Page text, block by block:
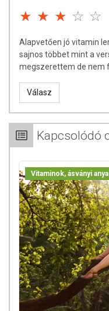
Alapvetően jó vitamin
sajnos többet mint a
megszerettem de nem
Válasz
Kapcsolódó
Vitaminok, ásványi